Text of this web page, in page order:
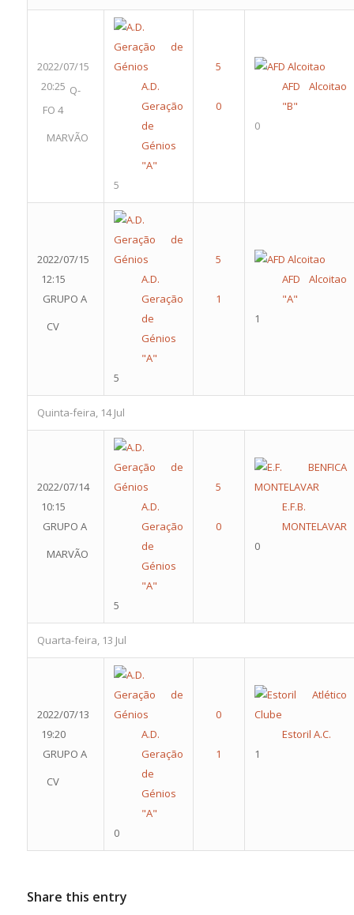
2022/07/15
20:25 Q-
FO 4
MARVÃO
A.D.
Geração
de
Génios
"A"
5
AFD Alcoitao
"B"
0
2022/07/15
12:15
GRUPO A
CV
A.D.
Geração
de
Génios
"A"
5
AFD Alcoitao
"A"
1
Quinta-feira, 14 Jul
2022/07/14
10:15
GRUPO A
MARVÃO
A.D.
Geração
de
Génios
"A"
5
E.F.B.
MONTELAVAR
0
Quarta-feira, 13 Jul
2022/07/13
19:20
GRUPO A
CV
A.D.
Geração
de
Génios
"A"
0
Estoril A.C.
1
Share this entry